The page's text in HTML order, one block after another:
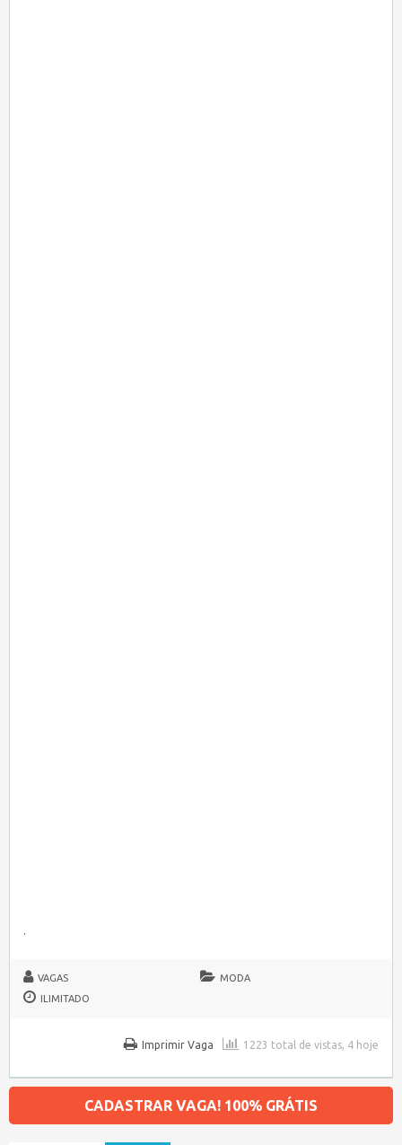
.
VAGAS
MODA
ILIMITADO
1223 total de vistas, 4 hoje
Imprimir Vaga
CADASTRAR VAGA! 100% GRÁTIS